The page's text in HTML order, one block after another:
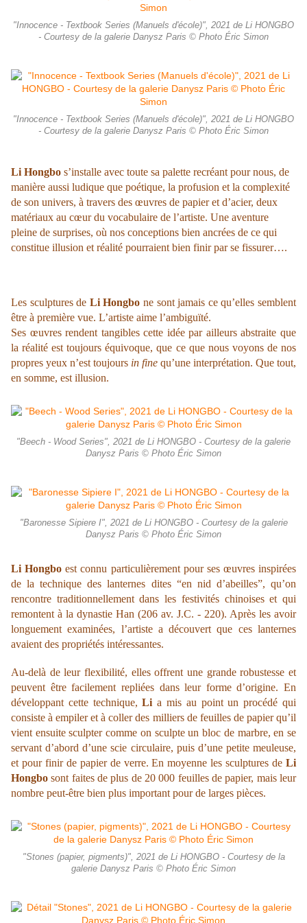
"Innocence - Textbook Series (Manuels d'école)", 2021 de Li HONGBO
- Courtesy de la galerie Danysz Paris © Photo Éric Simon
"Innocence - Textbook Series (Manuels d'école)", 2021 de Li HONGBO
- Courtesy de la galerie Danysz Paris © Photo Éric Simon
Li Hongbo s’installe avec toute sa palette recréant pour nous, de
manière aussi ludique que poétique, la profusion et la complexité
de son univers, à travers des œuvres de papier et d’acier, deux
matériaux au cœur du vocabulaire de l’artiste. Une aventure
pleine de surprises, où nos conceptions bien ancrées de ce qui
constitue illusion et réalité pourraient bien finir par se fissurer….
Les sculptures de Li Hongbo ne sont jamais ce qu’elles semblent
être à première vue. L’artiste aime l’ambiguïté.
Ses œuvres rendent tangibles cette idée par ailleurs abstraite que
la réalité est toujours équivoque, que ce que nous voyons de nos
propres yeux n’est toujours in fine qu’une interprétation. Que tout,
en somme, est illusion.
"Beech - Wood Series", 2021 de Li HONGBO - Courtesy de la galerie
Danysz Paris © Photo Éric Simon
"Baronesse Sipiere I", 2021 de Li HONGBO - Courtesy de la galerie
Danysz Paris © Photo Éric Simon
Li Hongbo est connu particulièrement pour ses œuvres inspirées
de la technique des lanternes dites “en nid d’abeilles”, qu’on
rencontre traditionnellement dans les festivités chinoises et qui
remontent à la dynastie Han (206 av. J.C. - 220). Après les avoir
longuement examinées, l’artiste a découvert que ces lanternes
avaient des propriétés intéressantes.
Au-delà de leur flexibilité, elles offrent une grande robustesse et
peuvent être facilement repliées dans leur forme d’origine. En
développant cette technique,Lia mis au point un procédé qui
consiste à empiler et à coller des milliers de feuilles de papier qu’il
vient ensuite sculpter comme on sculpte un bloc de marbre, en se
servant d’abord d’une scie circulaire, puis d’une petite meuleuse,
et pour finir de papier de verre. En moyenne les sculptures de Li
Hongbo sont faites de plus de 20 000 feuilles de papier, mais leur
nombre peut-être bien plus important pour de larges pièces.
"Stones (papier, pigments)", 2021 de Li HONGBO - Courtesy de la
galerie Danysz Paris © Photo Éric Simon